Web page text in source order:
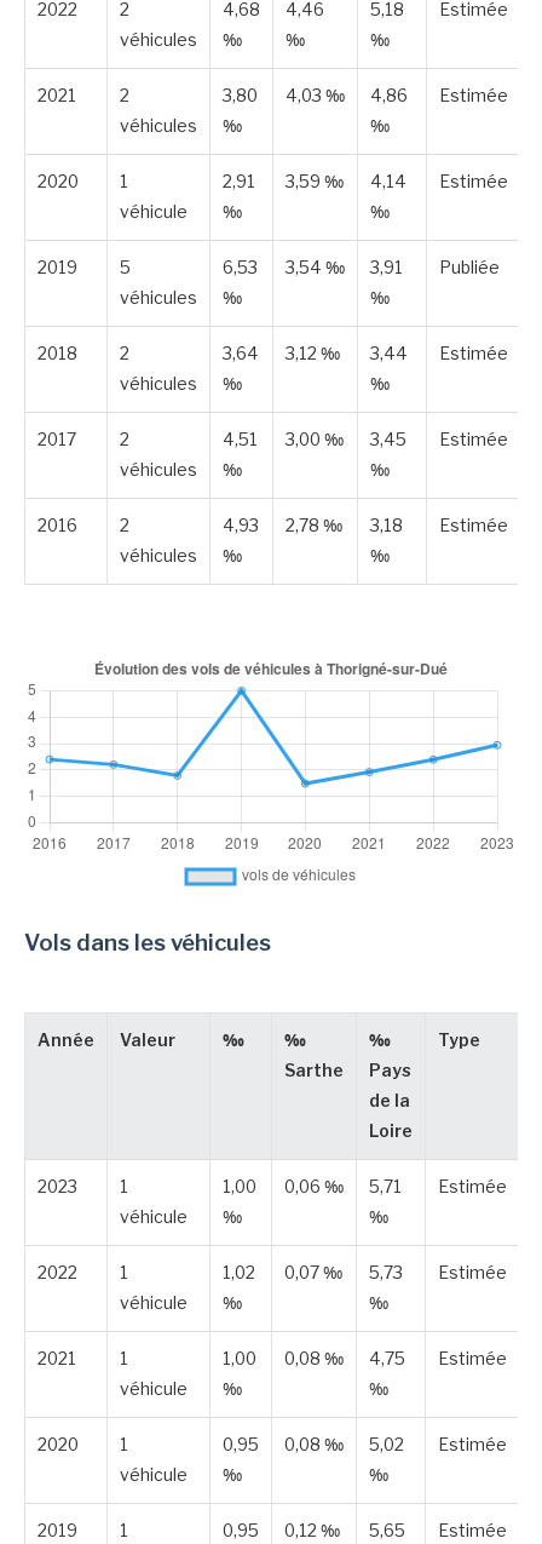
2022
2
véhicules
4,68
‰
4,46
‰
5,18
‰
Estimée
2021
2
véhicules
3,80
‰
4,03 ‰
4,86
‰
Estimée
2020
1
véhicule
2,91
‰
3,59 ‰
4,14
‰
Estimée
2019
5
véhicules
6,53
‰
3,54 ‰
3,91
‰
Publiée
2018
2
véhicules
3,64
‰
3,12 ‰
3,44
‰
Estimée
2017
2
véhicules
4,51
‰
3,00 ‰
3,45
‰
Estimée
2016
2
véhicules
4,93
‰
2,78 ‰
3,18
‰
Estimée
Vols dans les véhicules
Année Valeur ‰
‰
Sarthe
‰
Pays
de la
Loire
Type
2023
1
véhicule
1,00
‰
0,06 ‰
5,71
‰
Estimée
2022
1
véhicule
1,02
‰
0,07 ‰
5,73
‰
Estimée
2021
1
véhicule
1,00
‰
0,08 ‰
4,75
‰
Estimée
2020
1
véhicule
0,95
‰
0,08 ‰
5,02
‰
Estimée
2019 1 0,95 0,12 ‰ 5,65 Estimée